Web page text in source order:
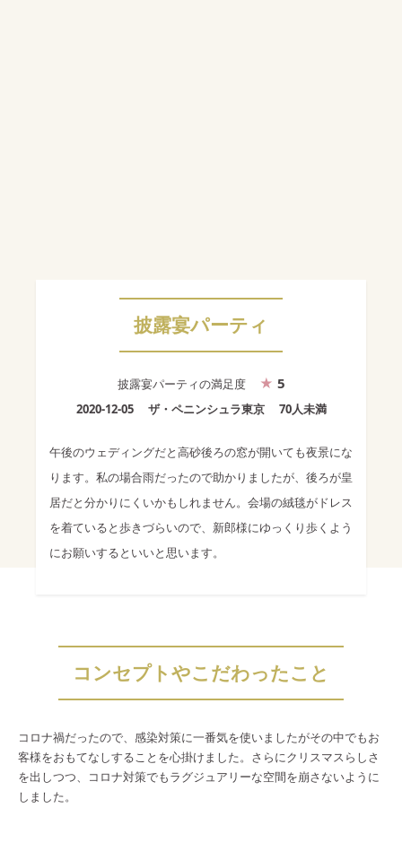
披露宴パーティ
披露宴パーティの満足度 5
2020-12-05 ザ・ペニンシュラ東京 70人未満
午後のウェディングだと高砂後ろの窓が開いても夜景にな
ります。私の場合雨だったので助かりましたが、後ろが皇
居だと分かりにくいかもしれません。会場の絨毯がドレス
を着ていると歩きづらいので、新郎様にゆっくり歩くよう
にお願いするといいと思います。
コンセプトやこだわったこと
コロナ禍だったので、感染対策に一番気を使いましたがその中でもお
客様をおもてなしすることを心掛けました。さらにクリスマスらしさ
を出しつつ、コロナ対策でもラグジュアリーな空間を崩さないように
しました。